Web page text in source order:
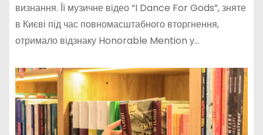
визнання. Її музичне відео “I Dance For Gods”, зняте
в Києві під час повномасштабного вторгнення,
отримало відзнаку Honorable Mention у…